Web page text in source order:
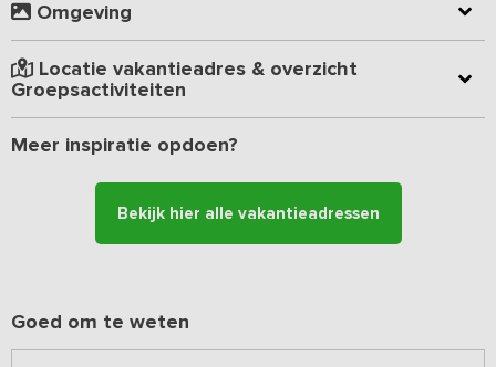
Buiten geniet je van een overdekt terras, een hout gestookte
hottub en een zitkuil met open buitenhaard en rolstoelhellingbaan.
De hottub kan op een later moment - tegen betaling - worden
bijgeboekt. Rondom de boerderij is er alle ruimte waar de kinderen
kunnen spelen. Zo is er een speelveld, kikkerpoel, dierenweide,
met poolbiljart, speelzolder, darten, airhockeytafel en speelhoek
Desgewenst kunnen ook maaltijden verzorgd worden, denk aan
mogelijk, bijvoorbeeld een lunchproeverij, huifkartochten, fietsen
Omgeving
Locatie vakantieadres & overzicht
Groepsactiviteiten
Meer inspiratie opdoen?
Bekijk hier alle vakantieadressen
Goed om te weten